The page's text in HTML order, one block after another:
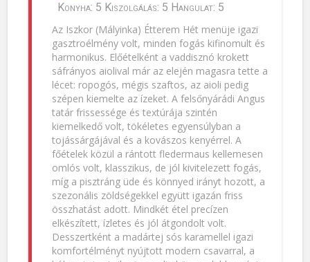
Konyha: 5 Kiszolgálás: 5 Hangulat: 5
Az Iszkor (Mályinka) Étterem Hét menüje igazi
gasztroélmény volt, minden fogás kifinomult és
harmonikus. Előételként a vaddisznó krokett
sáfrányos aiolival már az elején magasra tette a
lécet: ropogós, mégis szaftos, az aioli pedig
szépen kiemelte az ízeket. A felsőnyárádi Angus
tatár frissessége és textúrája szintén
kiemelkedő volt, tökéletes egyensúlyban a
tojássárgájával és a kovászos kenyérrel. A
főételek közül a rántott fledermaus kellemesen
omlós volt, klasszikus, de jól kivitelezett fogás,
míg a pisztráng üde és könnyed irányt hozott, a
szezonális zöldségekkel együtt igazán friss
összhatást adott. Mindkét étel precízen
elkészített, ízletes és jól átgondolt volt.
Desszertként a madártej sós karamellel igazi
komfortélményt nyújtott modern csavarral, a